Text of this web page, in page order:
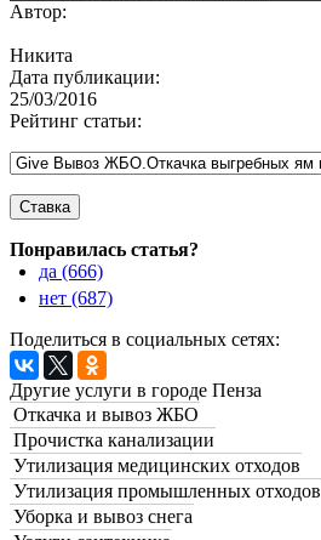
Автор:
Никита
Дата публикации:
25/03/2016
Рейтинг статьи:
Понравилась статья?
да (666)
нет (687)
Поделиться в социальных сетях:
Другие услуги в городе Пенза
Откачка и вывоз ЖБО
Прочистка канализации
Утилизация медицинских отходов
Утилизация промышленных отходов
Уборка и вывоз снега